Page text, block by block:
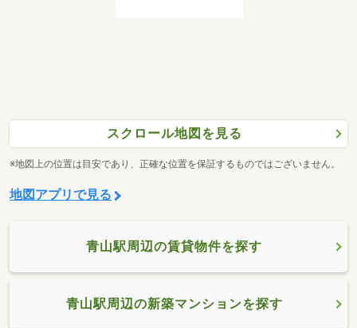
スクロール地図を見る
※地図上の位置は目安であり、正確な位置を保証するものではございません。
地図アプリで見る
青山駅周辺の賃貸物件を探す
青山駅周辺の新築マンションを探す